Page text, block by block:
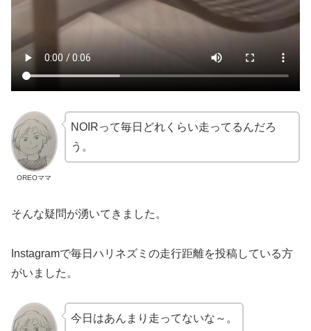
OREOママ
NOIRって毎日どれくらい走ってるんだろ
う。
そんな疑問が湧いてきました。
Instagramで毎日ハリネズミの走行距離を投稿している方
がいました。
今日はあんまり走ってないな～。